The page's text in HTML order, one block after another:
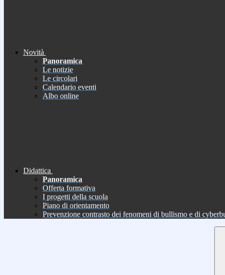
Novità
Panoramica
Le notizie
Le circolari
Calendario eventi
Albo online
Didattica
Panoramica
Offerta formativa
I progetti della scuola
Piano di orientamento
Prevenzione contrasto dei fenomeni di bullismo e di